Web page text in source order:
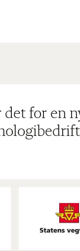
det for en